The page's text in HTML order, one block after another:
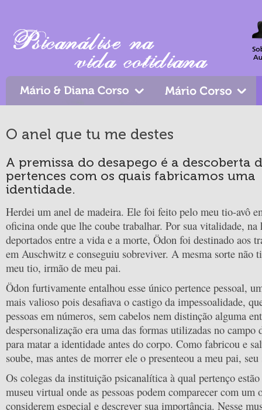
O anel que tu me destes
A premissa do desapego é a descoberta
pertences com os quais fabricamos uma
identidade.
Herdei um anel de madeira. Ele foi feito pelo meu tio-avô
oficina onde que lhe coube trabalhar. Por sua vitalidade, na
deportados entre a vida e a morte, Ödon foi destinado aos
em Auschwitz e conseguiu sobreviver. A mesma sorte não
meu tio, irmão de meu pai.
Ödon furtivamente entalhou esse único pertence pessoal,
mais valioso pois desafiava o castigo da impessoalidade,
pessoas em números, sem cabelos nem distinção alguma
despersonalização era uma das formas utilizadas no campo
para matar a identidade antes do corpo. Como fabricou e
soube, mas antes de morrer ele o presenteou a meu pai,
Os colegas da instituição psicanalítica à qual pertenço
museu virtual onde as pessoas podem comparecer com um
considerem especial e descrever sua importância. Nesse